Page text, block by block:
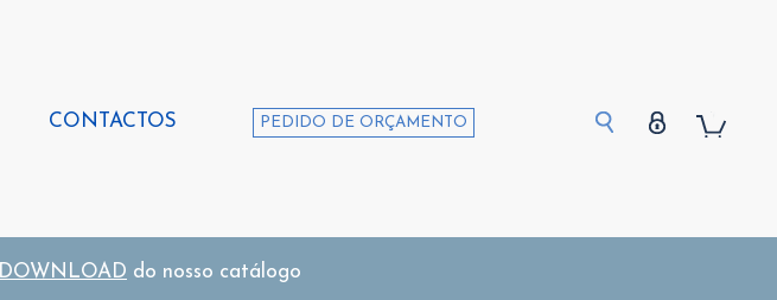
CONTACTOS PEDIDO DE ORÇAMENTO
DOWNLOAD do nosso catálogo